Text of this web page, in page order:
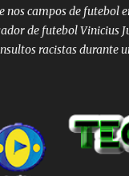
nos campos de futebol
de futebol Vinicius
racistas durante
convidados a
Junior. Eles afirmaram
é importante